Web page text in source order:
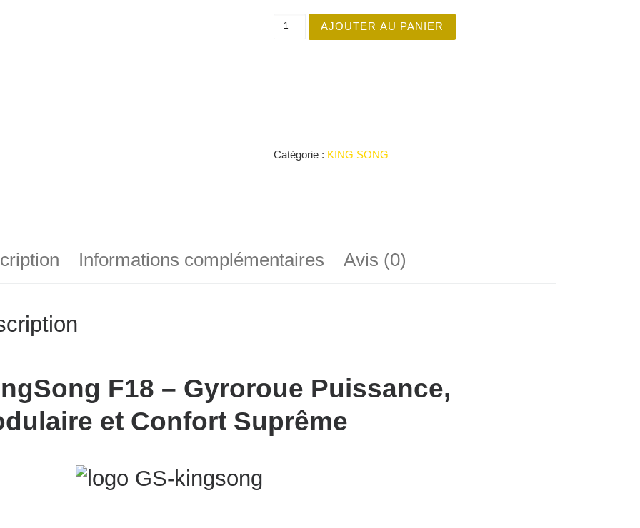
AJOUTER AU PANIER
Catégorie : KING SONG
Informations complémentaires Avis (0)
F18 – Gyroroue Puissance,
et Confort Suprême